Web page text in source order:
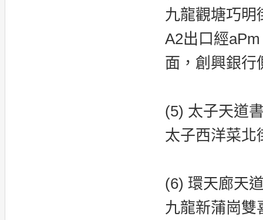
九龍觀塘巧明
A2出口經
面，創興銀行
(5) 太子天道
太子西洋菜北
(6) 環天廊天
九龍新蒲崗雙